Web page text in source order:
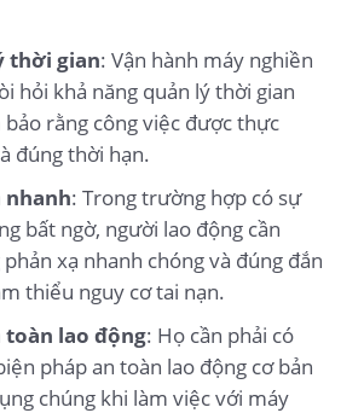
thời gian: Vận hành máy nghiền
hỏi khả năng quản lý thời gian
rằng công việc được thực
đúng thời hạn.
nhanh: Trong trường hợp có sự
bất ngờ, người lao động cần
xạ nhanh chóng và đúng đắn
thiểu nguy cơ tai nạn.
toàn lao động: Họ cần phải có
pháp an toàn lao động cơ bản
chúng khi làm việc với máy